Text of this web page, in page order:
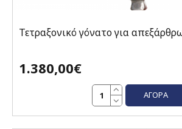
Τετραξονικό γόνατο για
1.380,00€
ΑΓΟΡΆ